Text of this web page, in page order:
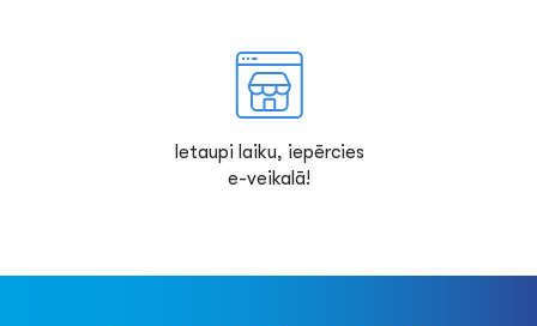
Ietaupi laiku, iepērcies
e-veikalā!